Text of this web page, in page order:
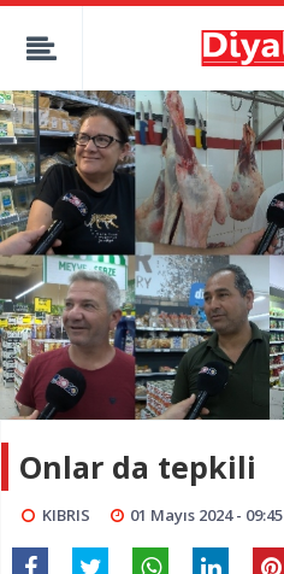
Onlar da tepkili
KIBRIS 01 Mayıs 2024 - 09:45